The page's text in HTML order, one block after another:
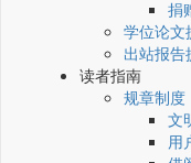
捐
学位论文
出站报告
读者指南
规章制度
文
用